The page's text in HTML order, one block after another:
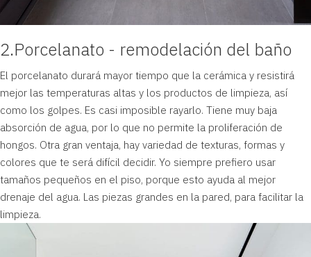
2.Porcelanato - remodelación del baño
El porcelanato durará mayor tiempo que la cerámica y resistirá
mejor las temperaturas altas y los productos de limpieza, así
como los golpes. Es casi imposible rayarlo. Tiene muy baja
absorción de agua, por lo que no permite la proliferación de
hongos. Otra gran ventaja, hay variedad de texturas, formas y
colores que te será difícil decidir. Yo siempre prefiero usar
tamaños pequeños en el piso, porque esto ayuda al mejor
drenaje del agua. Las piezas grandes en la pared, para facilitar la
limpieza.